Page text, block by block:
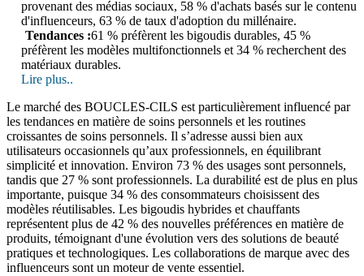
provenant des médias sociaux, 58 % d'achats basés sur le contenu
d'influenceurs, 63 % de taux d'adoption du millénaire.
Tendances :61 % préfèrent les bigoudis durables, 45 %
préfèrent les modèles multifonctionnels et 34 % recherchent des
matériaux durables.
Lire plus..
Le marché des BOUCLES-CILS est particulièrement influencé par
les tendances en matière de soins personnels et les routines
croissantes de soins personnels. Il s’adresse aussi bien aux
utilisateurs occasionnels qu’aux professionnels, en équilibrant
simplicité et innovation. Environ 73 % des usages sont personnels,
tandis que 27 % sont professionnels. La durabilité est de plus en plus
importante, puisque 34 % des consommateurs choisissent des
modèles réutilisables. Les bigoudis hybrides et chauffants
représentent plus de 42 % des nouvelles préférences en matière de
produits, témoignant d'une évolution vers des solutions de beauté
pratiques et technologiques. Les collaborations de marque avec des
influenceurs sont un moteur de vente essentiel.